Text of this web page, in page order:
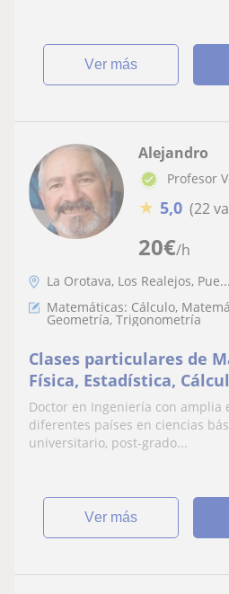
ver más
20€/h
Alejandro
Profesor
★ 5,0 (22
La Orotava, Los Realejos, Pue...
Matemáticas: Cálculo,
Geometría, Trigonometría
Clases particulares de
Física, Estadística,
Inglés
Doctor en Ingeniería con amplia
diferentes países en ciencias
universitario, post-grado...
ver más